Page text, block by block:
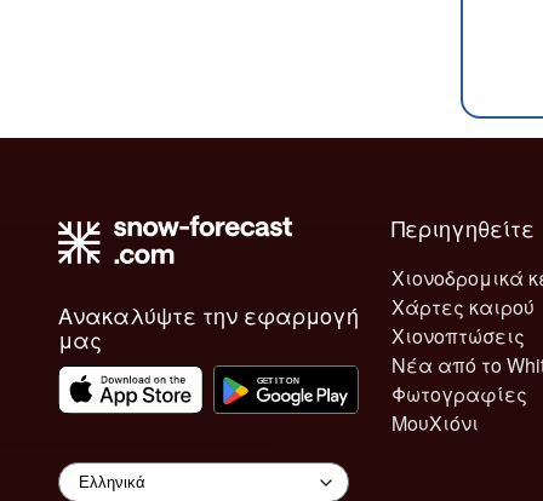
Ανακαλύψτε την εφαρμογή
μας
Περιηγηθείτε
Χιονοδρομικά
Χάρτες καιρού
Χιονοπτώσεις
Νέα από το
Φωτογραφίες
ΜουΧιόνι